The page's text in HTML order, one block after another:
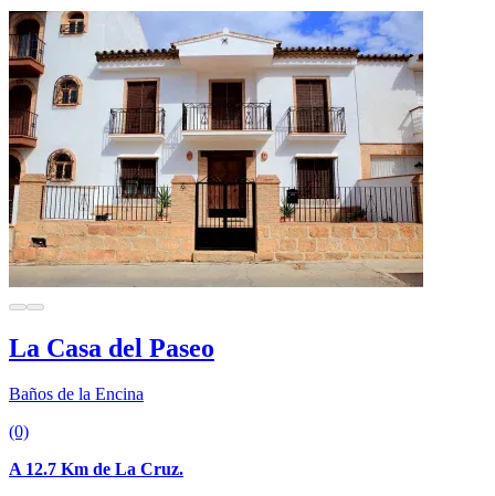
La Casa del Paseo
Baños de la Encina
(0)
A 12.7 Km de La Cruz.